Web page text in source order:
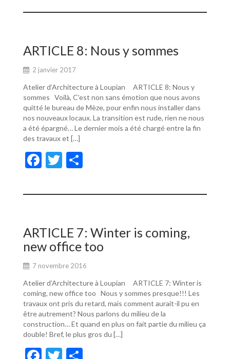
e
o
o
k
itt ta
er
ARTICLE 8: Nous y sommes
2 janvier 2017
Atelier d’Architecture à Loupian ARTICLE 8: Nous y
sommes Voilà, C’est non sans émotion que nous avons
quitté le bureau de Mèze, pour enfin nous installer dans
nos nouveaux locaux. La transition est rude, rien ne nous
a été épargné… Le dernier mois a été chargé entre la fin
des travaux et […]
F
e
o
o
k
T
itt ta
er
ARTICLE 7: Winter is coming,
new office too
7 novembre 2016
Atelier d’Architecture à Loupian ARTICLE 7: Winter is
coming, new office too Nous y sommes presque!!! Les
travaux ont pris du retard, mais comment aurait-il pu en
être autrement? Nous parlons du milieu de la
construction… Et quand en plus on fait partie du milieu ça
double! Bref, le plus gros du […]